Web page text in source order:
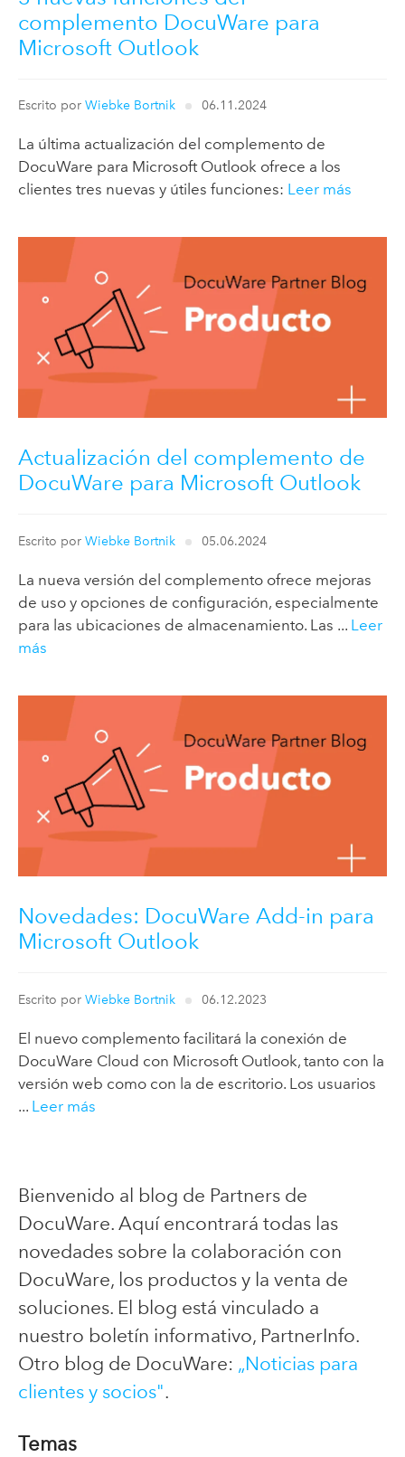
complemento DocuWare para
Microsoft Outlook
Escrito por Wiebke Bortnik 06.11.2024
La última actualización del complemento de
DocuWare para Microsoft Outlook ofrece a los
clientes tres nuevas y útiles funciones: Leer más
Actualización del complemento de
DocuWare para Microsoft Outlook
Escrito por Wiebke Bortnik 05.06.2024
La nueva versión del complemento ofrece mejoras
de uso y opciones de configuración, especialmente
para las ubicaciones de almacenamiento. Las ... Leer
más
Novedades: DocuWare Add-in para
Microsoft Outlook
Escrito por Wiebke Bortnik 06.12.2023
El nuevo complemento facilitará la conexión de
DocuWare Cloud con Microsoft Outlook, tanto con la
versión web como con la de escritorio. Los usuarios
... Leer más
Bienvenido al blog de Partners de
DocuWare. Aquí encontrará todas las
novedades sobre la colaboración con
DocuWare, los productos y la venta de
soluciones. El blog está vinculado a
nuestro boletín informativo, PartnerInfo.
Otro blog de DocuWare: „Noticias para
clientes y socios".
Temas